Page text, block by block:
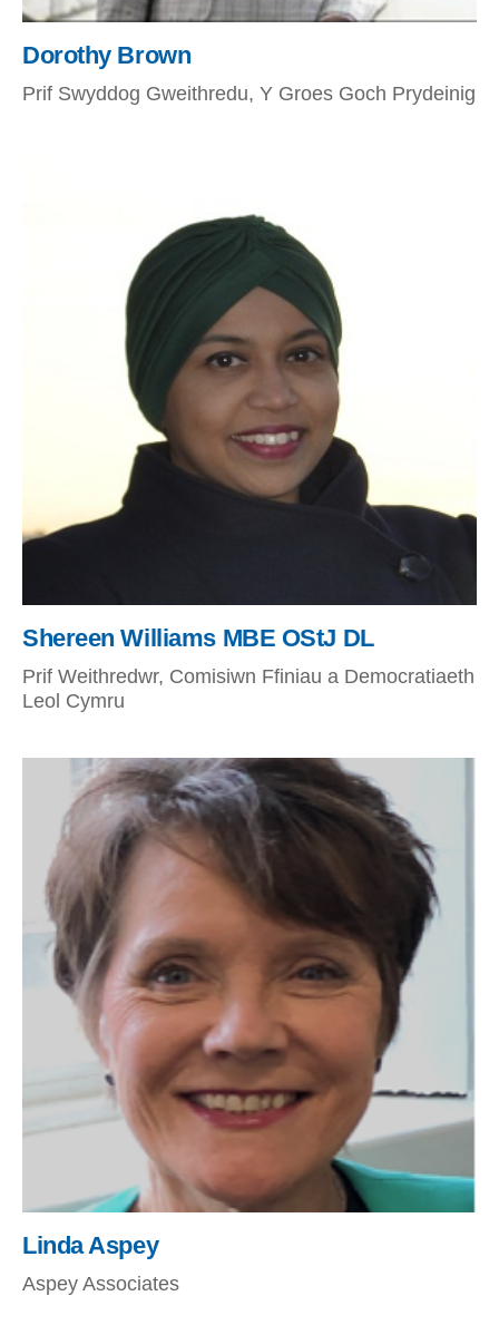
Dorothy Brown
Prif Swyddog Gweithredu, Y Groes Goch Prydeinig
Shereen Williams MBE OStJ DL
Prif Weithredwr, Comisiwn Ffiniau a Democratiaeth
Leol Cymru
Linda Aspey
Aspey Associates